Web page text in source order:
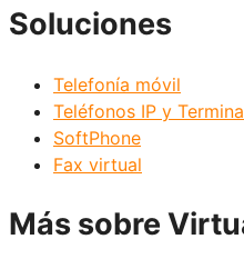
Soluciones
Telefonía móvil
Teléfonos IP y
SoftPhone
Fax virtual
Más sobre